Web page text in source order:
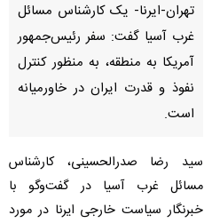
تهران-ایرنا- یک کارشناس مسائل
غرب آسیا گفت: سفر رئیس‌جمهور
آمریکا به منطقه، به منظور کنترل
نفوذ و قدرت ایران در خاورمیانه
است.
سید رضا صدرالحسینی، کارشناس
مسائل غرب آسیا در گفت‌وگو با
خبرنگار سیاست خارجی ایرنا در مورد